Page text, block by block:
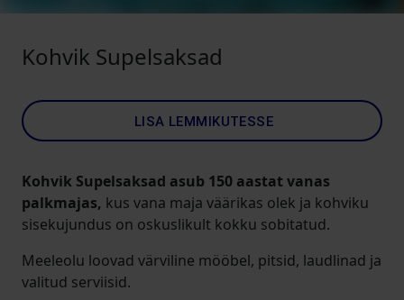
Kohvik Supelsaksad
LISA LEMMIKUTESSE
Kohvik Supelsaksad asub 150 aastat vanas
palkmajas, kus vana maja väärikas olek ja kohviku
sisekujundus on oskuslikult kokku sobitatud.
Meeleolu loovad värviline mööbel, pitsid, laudlinad ja
valitud serviisid.